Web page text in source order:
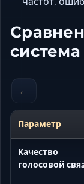
←
Параметр
Качество
голосовой